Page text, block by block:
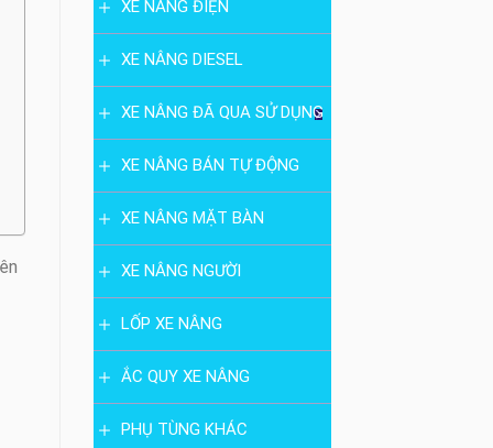
XE NÂNG ĐIỆN
XE NÂNG DIESEL
XE NÂNG ĐÃ QUA SỬ DỤNG
XE NÂNG BÁN TỰ ĐỘNG
XE NÂNG MẶT BÀN
XE NÂNG NGƯỜI
LỐP XE NÂNG
ẮC QUY XE NÂNG
PHỤ TÙNG KHÁC